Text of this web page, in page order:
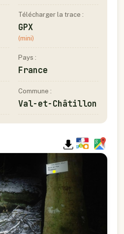
Télécharger la trace :
GPX
(mini)
Pays :
France
Commune :
Val-et-Châtillon